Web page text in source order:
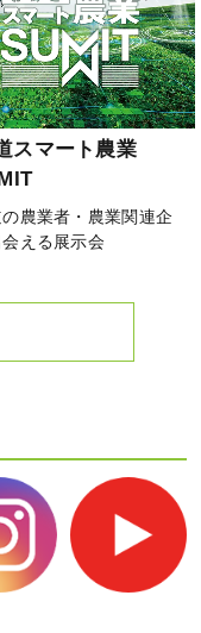
スマート農業
農業者・農業関連企
える展示会